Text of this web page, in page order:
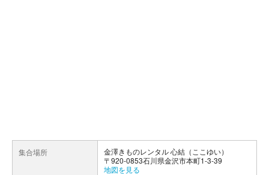
集合場所
金澤きものレンタル 心結（ここゆい）
〒920-0853石川県金沢市本町1-3-39
地図を見る